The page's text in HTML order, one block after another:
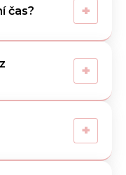
čas? +
+
+